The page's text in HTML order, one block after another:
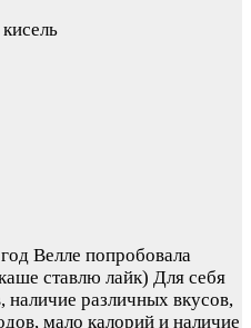
Велле попробовала
ставлю лайк) Для себя
наличие различных вкусов,
мало калорий и наличие